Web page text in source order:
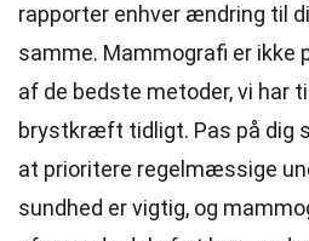
rapporter enhver ændring til
samme. Mammografi er ikke
af de bedste metoder, vi har
brystkræft tidligt. Pas på dig
at prioritere regelmæssige
sundhed er vigtig, og